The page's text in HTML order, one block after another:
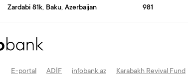
Zardabi 81k, Baku, Azerbaijan
981
E-portal ADİF infobank.az Karabakh Revival Fund